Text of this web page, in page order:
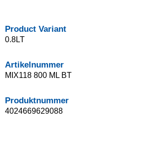
Product Variant
0.8LT
Artikelnummer
MIX118 800 ML BT
Produktnummer
4024669629088